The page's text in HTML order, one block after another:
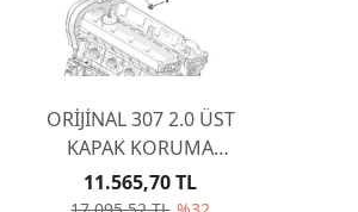
ORİJİNAL 307 2.0 ÜST
KAPAK KORUMA
BAGALİTİ GRİ 0248L5
11.565,70 TL